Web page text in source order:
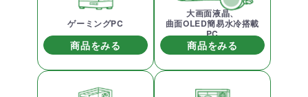
ゲーミングPC
商品をみる
大画面液晶、
曲面OLED簡易水冷搭載
PC
商品をみる